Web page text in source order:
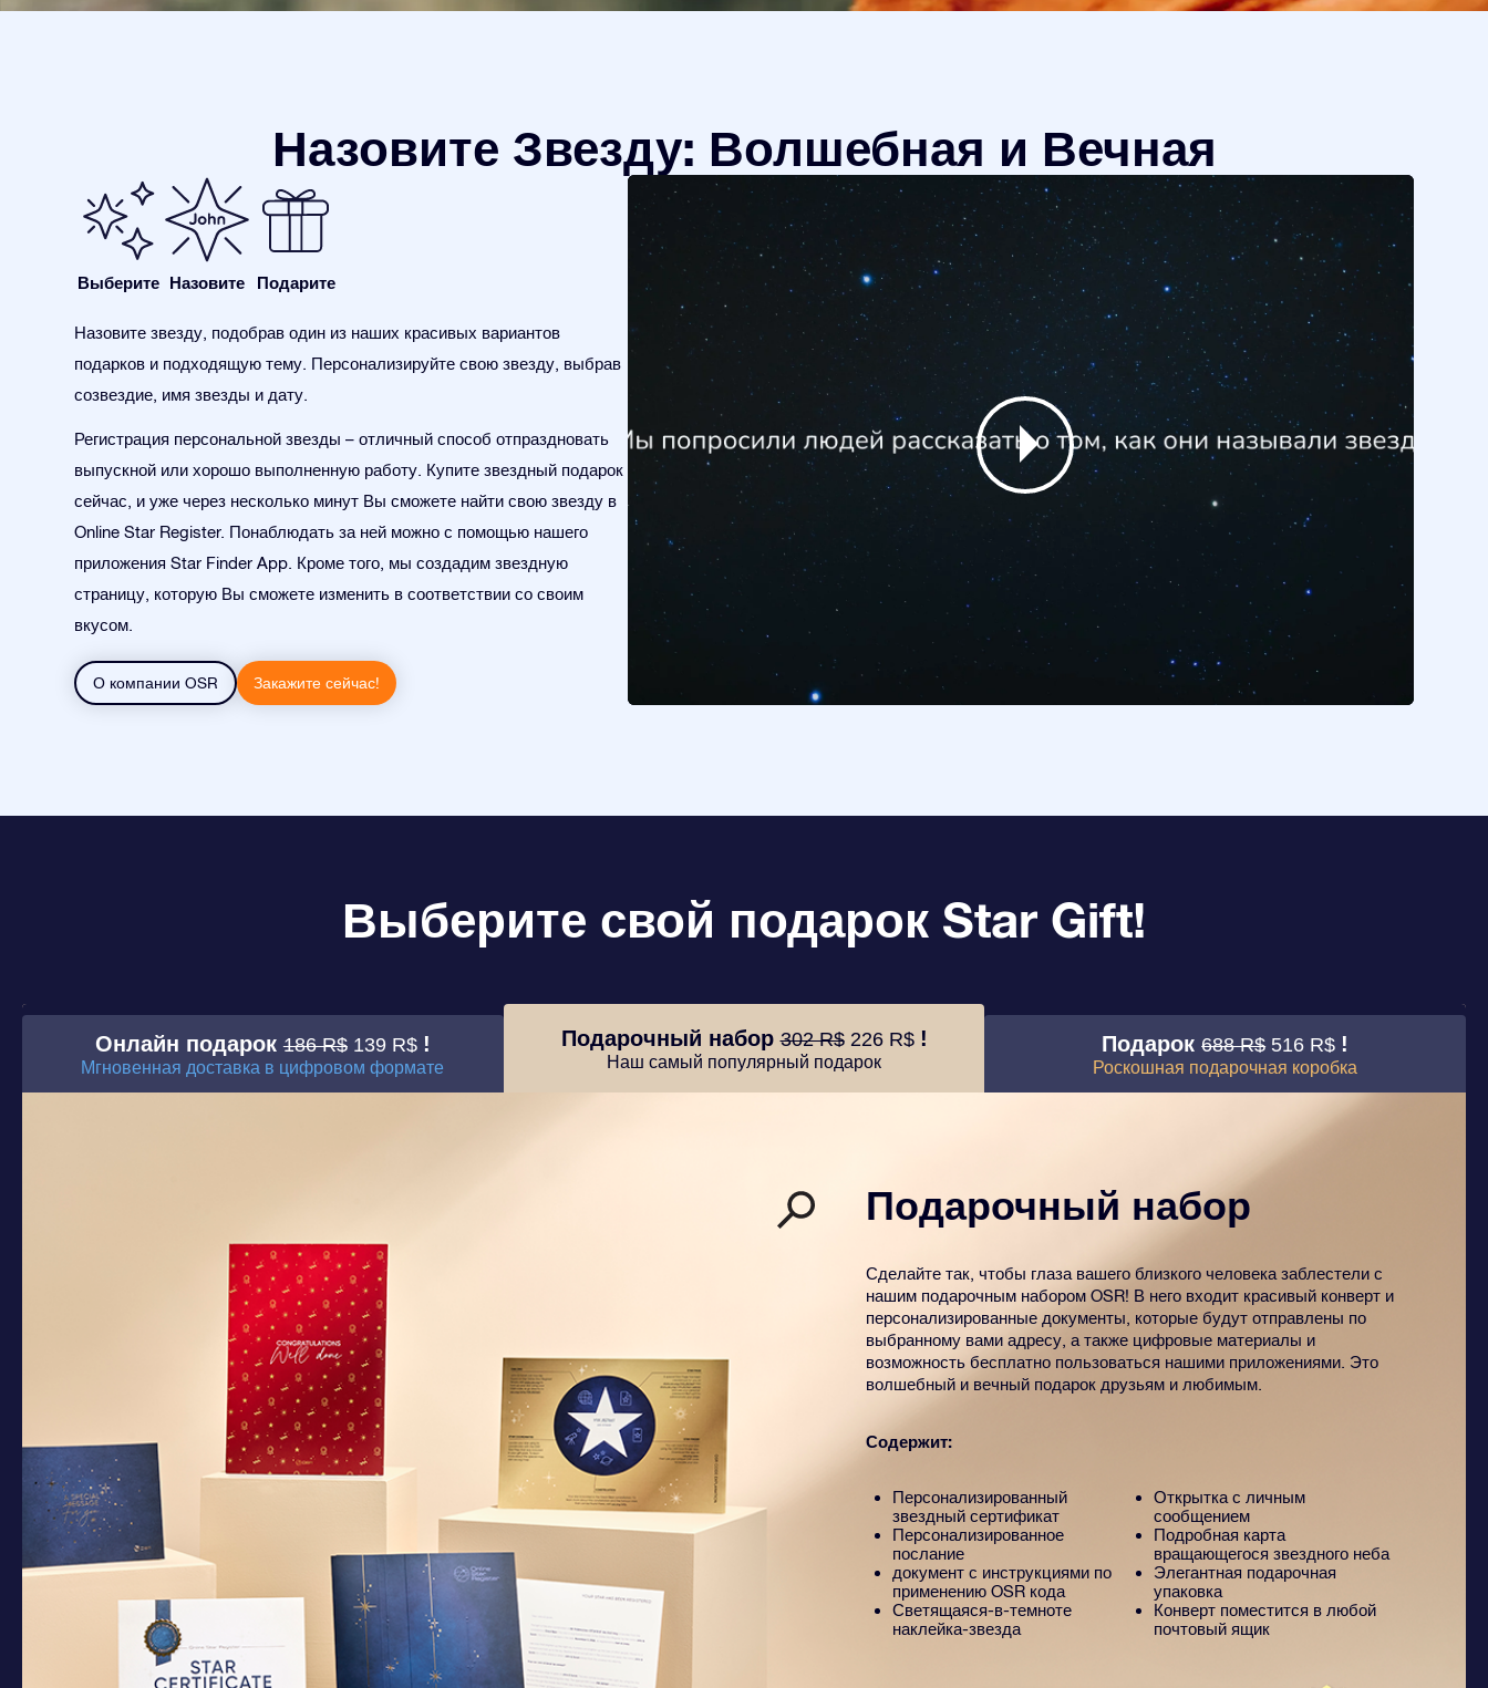
Назовите Звезду: Волшебная и Вечная
Выберите Назовите Подарите
Назовите звезду, подобрав один из наших красивых вариантов
подарков и подходящую тему. Персонализируйте свою звезду, выбрав
созвездие, имя звезды и дату.
Регистрация персональной звезды – отличный способ отпраздновать
выпускной или хорошо выполненную работу. Купите звездный подарок
сейчас, и уже через несколько минут Вы сможете найти свою звезду в
Online Star Register. Понаблюдать за ней можно с помощью нашего
приложения Star Finder App. Кроме того, мы создадим звездную
страницу, которую Вы сможете изменить в соответствии со своим
вкусом.
О компании OSR Закажите сейчас!
Выберите свой подарок Star Gift!
Онлайн подарок186 R$ 139 R$ !
Мгновенная доставка в цифровом формате
Подарочный набор302 R$ 226 R$ !
Наш самый популярный подарок
Подарок688 R$ 516 R$ !
Роскошная подарочная коробка
Подарочный набор
Сделайте так, чтобы глаза вашего близкого человека заблестели с
нашим подарочным набором OSR! В него входит красивый конверт и
персонализированные документы, которые будут отправлены по
выбранному вами адресу, а также цифровые материалы и
возможность бесплатно пользоваться нашими приложениями. Это
волшебный и вечный подарок друзьям и любимым.
Содержит:
Персонализированный
звездный сертификат
Персонализированное
послание
документ с инструкциями по
применению OSR кода
Светящаяся-в-темноте
наклейка-звезда
Открытка с личным
сообщением
Подробная карта
вращающегося звездного неба
Элегантная подарочная
упаковка
Конверт поместится в любой
почтовый ящик